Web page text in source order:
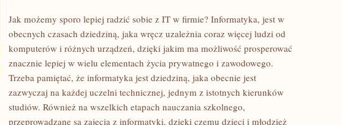
KOMPUTERÓW
UZALEŻNIONY
Jak możemy sporo lepiej radzić sobie z IT w firmie? Informatyka, jest w
obecnych czasach dziedziną, jaka wręcz uzależnia coraz więcej ludzi od
komputerów i różnych urządzeń, dzięki jakim ma możliwość prosperować
znacznie lepiej w wielu elementach życia prywatnego i zawodowego.
Trzeba pamiętać, że informatyka jest dziedziną, jaka obecnie jest
zazwyczaj na każdej uczelni technicznej, jednym z istotnych kierunków
studiów. Również na wszelkich etapach nauczania szkolnego,
przeprowadzane są zajęcia z informatyki, dzięki czemu dzieci i młodzież